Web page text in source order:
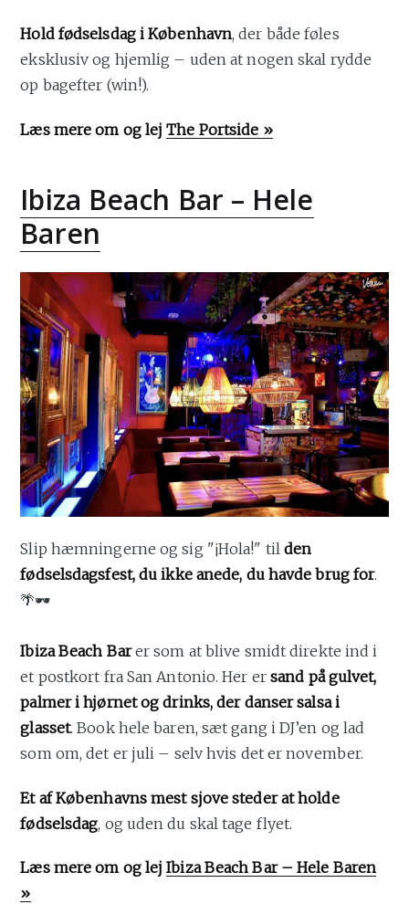
Hold fødselsdag i København, der både føles
eksklusiv og hjemlig – uden at nogen skal rydde
op bagefter (win!).
Læs mere om og lejThe Portside »
Ibiza Beach Bar – Hele
Baren
Slip hæmningerne og sig "¡Hola!" tilden
fødselsdagsfest, du ikke anede, du havde brug for.
🌴🕶️
Ibiza Beach Barer som at blive smidt direkte ind i
et postkort fra San Antonio. Her er sand på gulvet,
palmer i hjørnet og drinks, der danser salsa i
glasset. Book hele baren, sæt gang i DJ’en og lad
som om, det er juli – selv hvis det er november.
Et af Københavns mest sjove steder at holde
fødselsdag, og uden du skal tage flyet.
Læs mere om og lejIbiza Beach Bar – Hele Baren
»